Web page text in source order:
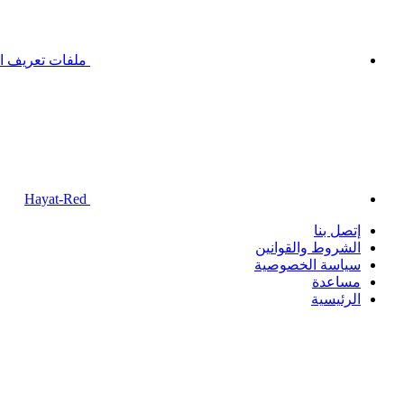
ملفات تعريف
إتصل بنا
الشروط والقوانين
سياسة الخصوصية
مساعدة
الرئيسية